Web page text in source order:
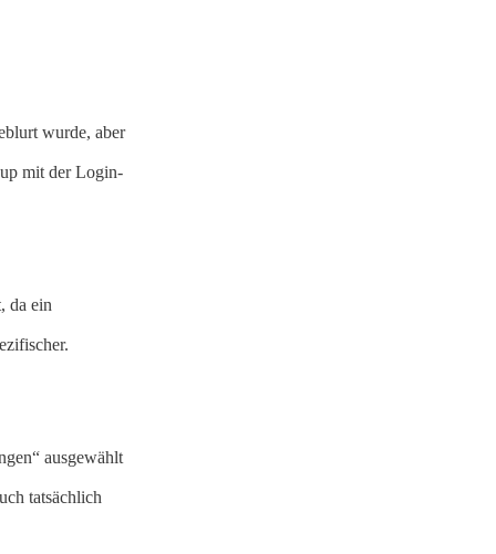
wurde, aber
mit der Login-
da ein
ausgewählt
tatsächlich